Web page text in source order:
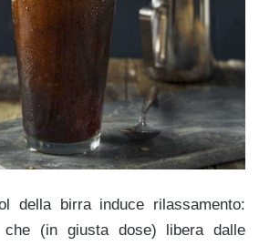
della birra induce rilassamento:
che (in giusta dose) libera dalle